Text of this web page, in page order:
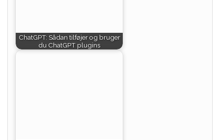
ChatGPT: Sådan tilføjer og bruger
du ChatGPT plugins